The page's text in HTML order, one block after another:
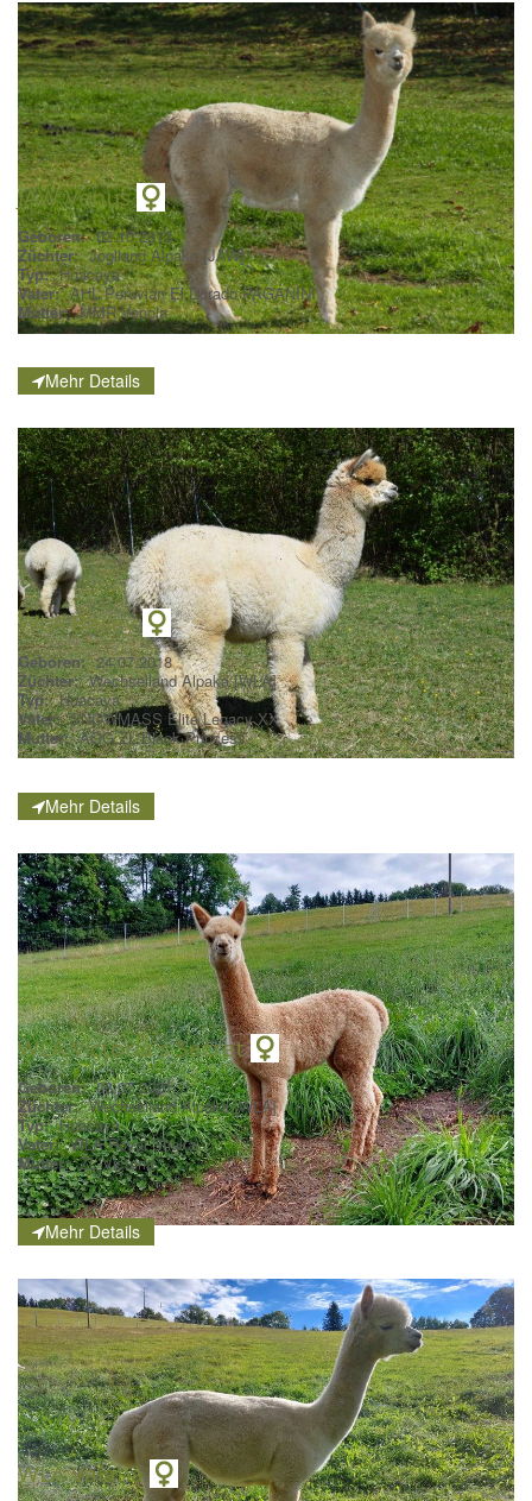
JAW Venus
Geboren: 02.10.2013
Züchter: Joglland Alpaka [JAW]
Typ: Huacaya
Vater: AHL Peruvian El Dorado PAGANINI
Mutter: MMR Venola
Mehr Details
WLA Bailey
Geboren: 24.07.2018
Züchter: Wechselland Alpaka [WLA]
Typ: Huacaya
Vater: SNOWMASS Elite Legacy XX
Mutter: AOG ZL:Black Princess
Mehr Details
WLA Victoria´s Secret
Geboren: 08.07.2021
Züchter: Wechselland Alpaka [WLA]
Typ: Huacaya
Vater: WLA Royal Shaka
Mutter: ZL Victoria
Mehr Details
WLA Vaiana